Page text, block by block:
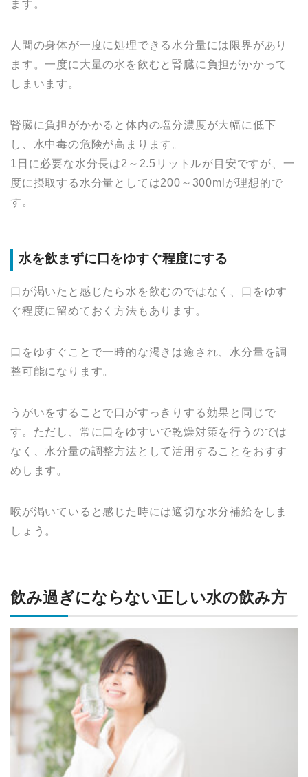
ます。
人間の身体が一度に処理できる水分量には限界があり
ます。一度に大量の水を飲むと腎臓に負担がかかって
しまいます。
腎臓に負担がかかると体内の塩分濃度が大幅に低下
し、水中毒の危険が高まります。
1日に必要な水分長は2～2.5リットルが目安ですが、一
度に摂取する水分量としては200～300mlが理想的で
す。
水を飲まずに口をゆすぐ程度にする
口が渇いたと感じたら水を飲むのではなく、口をゆす
ぐ程度に留めておく方法もあります。
口をゆすぐことで一時的な渇きは癒され、水分量を調
整可能になります。
うがいをすることで口がすっきりする効果と同じで
す。ただし、常に口をゆすいで乾燥対策を行うのでは
なく、水分量の調整方法として活用することをおすす
めします。
喉が渇いていると感じた時には適切な水分補給をしま
しょう。
飲み過ぎにならない正しい水の飲み方